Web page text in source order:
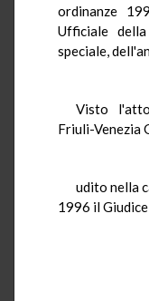
ordinanze
Ufficiale
speciale,
Visto
Friuli-Venezia
udito nella
1996 il